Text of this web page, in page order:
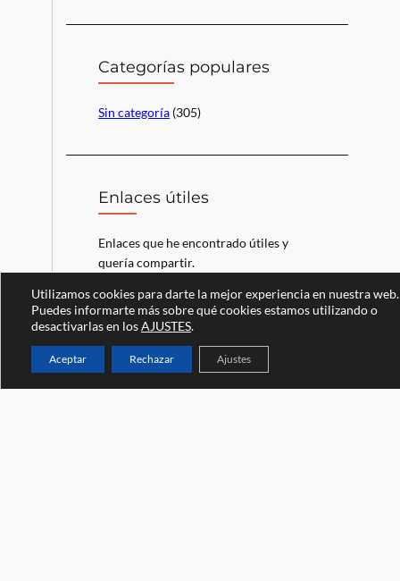
c
Categorías populares
Sin categoría (305)
Enlaces útiles
Enlaces que he encontrado útiles y
quería compartir.
Último informe sobre la inflación
Aplicaciones financieras para familias
Utilizamos cookies para darte la mejor experiencia en nuestra web.
Puedes informarte más sobre qué cookies estamos utilizando o
desactivarlas en losAJUSTES.
Aceptar Rechazar Ajustes